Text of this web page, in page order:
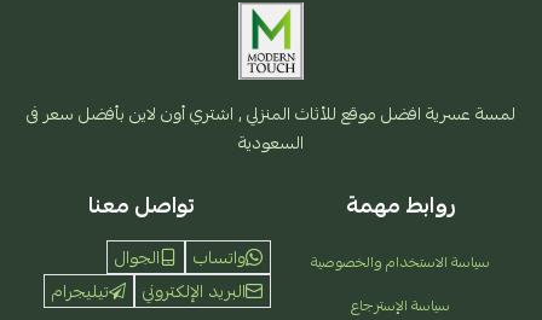
لمسة عسرية افضل موقع للأثاث المنزلي , اشتري أون لاين بأفضل سعر فى
السعودية
روابط مهمة
سياسة الاستخدام والخصوصية
سياسة الإسترجاع
تواصل معنا
واتساب
الجوال
البريد الإلكتروني
تيليجرام